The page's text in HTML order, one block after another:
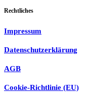
Rechtliches
Impressum
Datenschutzerklärung
AGB
Cookie-Richtlinie (EU)